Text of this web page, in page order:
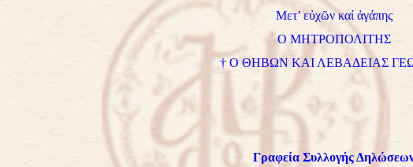
Μετ’ εὐχῶν καί ἀγάπης
Ο ΜΗΤΡΟΠΟΛΙΤΗΣ
† Ο ΘΗΒΩΝ ΚΑΙ ΛΕΒΑΔΕΙΑΣ
Γραφεία Συλλογής